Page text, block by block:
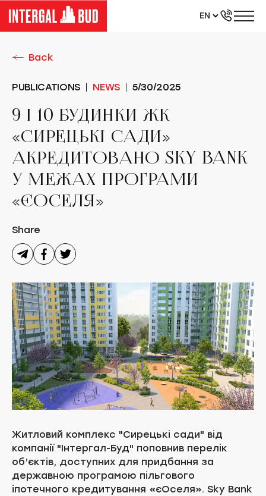
EN
Back
PUBLICATIONS NEWS 5/30/2025
9 І 10 БУДИНКИ ЖК
«СИРЕЦЬКІ САДИ»
АКРЕДИТОВАНО SKY BANK
У МЕЖАХ ПРОГРАМИ
«ЄОСЕЛЯ»
Share
Житловий комплекс "Сирецькі сади" від
компанії "Інтергал-Буд" поповнив перелік
об’єктів, доступних для придбання за
державною програмою пільгового
іпотечного кредитування «єОселя». Sky Bank